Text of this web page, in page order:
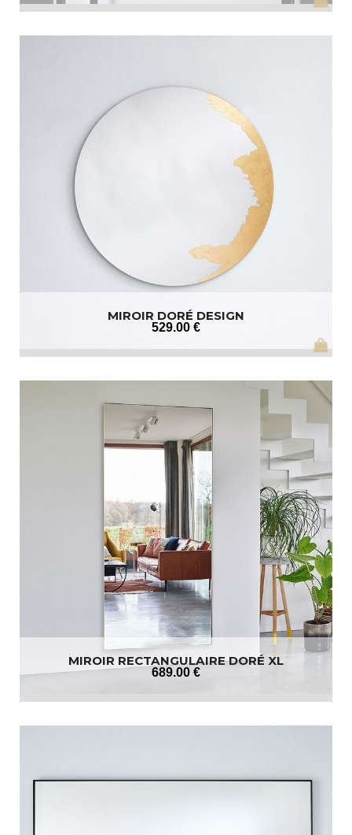
MIROIR DORÉ DESIGN
529.00 €
MIROIR RECTANGULAIRE DORÉ XL
689.00 €